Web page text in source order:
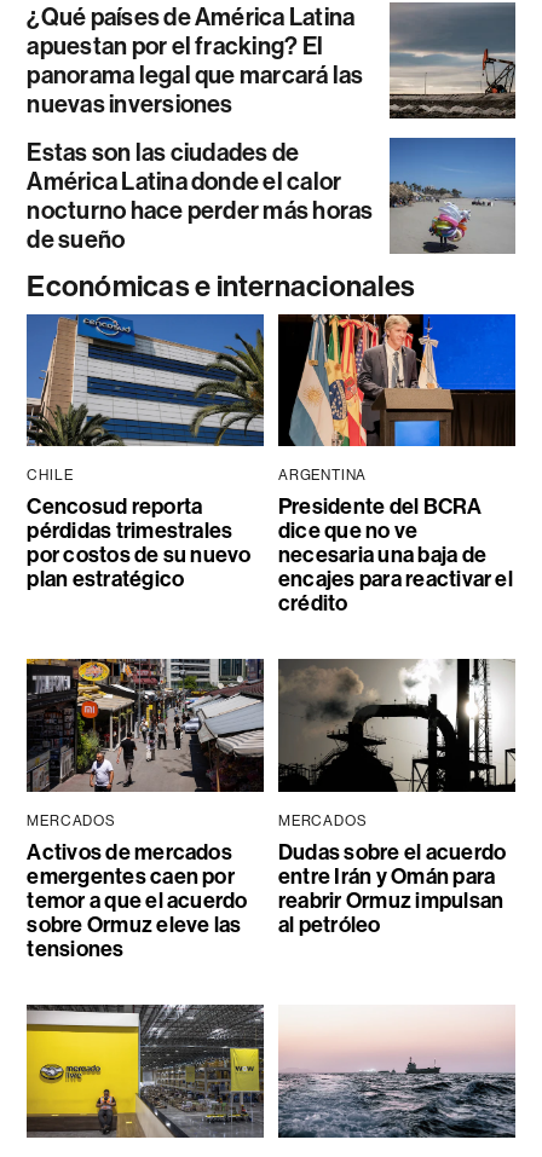
¿Qué países de América Latina
apuestan por el fracking? El
panorama legal que marcará las
nuevas inversiones
Estas son las ciudades de
América Latina donde el calor
nocturno hace perder más horas
de sueño
Económicas e internacionales
CHILE
Cencosud reporta
pérdidas trimestrales
por costos de su nuevo
plan estratégico
ARGENTINA
Presidente del BCRA
dice que no ve
necesaria una baja de
encajes para reactivar el
crédito
MERCADOS
Activos de mercados
emergentes caen por
temor a que el acuerdo
sobre Ormuz eleve las
tensiones
MERCADOS
Dudas sobre el acuerdo
entre Irán y Omán para
reabrir Ormuz impulsan
al petróleo